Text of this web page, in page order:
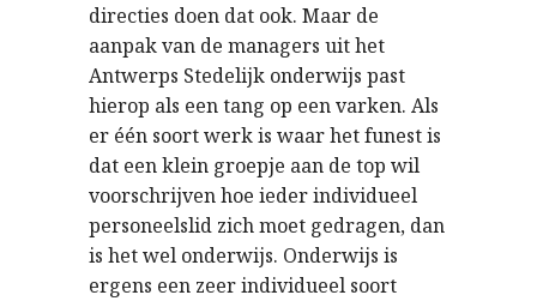
directies doen dat ook. Maar de
aanpak van de managers uit het
Antwerps Stedelijk onderwijs past
hierop als een tang op een varken. Als
er één soort werk is waar het funest is
dat een klein groepje aan de top wil
voorschrijven hoe ieder individueel
personeelslid zich moet gedragen, dan
is het wel onderwijs. Onderwijs is
ergens een zeer individueel soort